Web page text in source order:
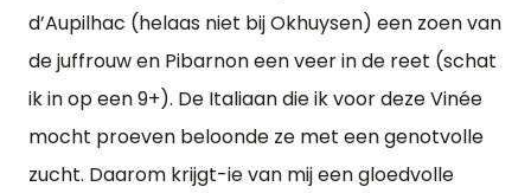
d’Aupilhac (helaas niet bij Okhuysen) een zoen van
de juffrouw en Pibarnon een veer in de reet (schat
ik in op een 9+). De Italiaan die ik voor deze Vinée
mocht proeven beloonde ze met een genotvolle
zucht. Daarom krijgt-ie van mij een gloedvolle